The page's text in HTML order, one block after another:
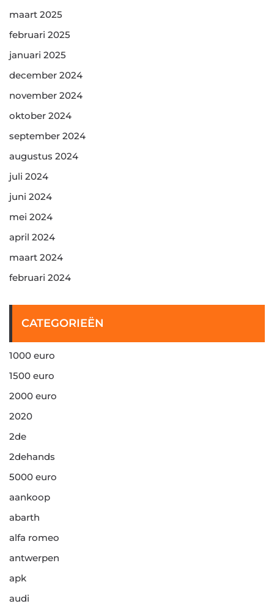
maart 2025
februari 2025
januari 2025
december 2024
november 2024
oktober 2024
september 2024
augustus 2024
juli 2024
juni 2024
mei 2024
april 2024
maart 2024
februari 2024
CATEGORIEËN
1000 euro
1500 euro
2000 euro
2020
2de
2dehands
5000 euro
aankoop
abarth
alfa romeo
antwerpen
apk
audi